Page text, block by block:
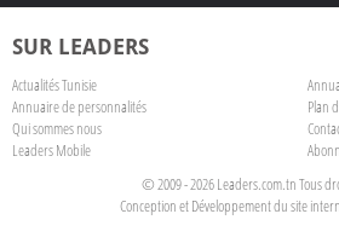
SUR LEADERS
Actualités Tunisie
Annuaire de personnalités
Plan
Qui sommes nous
Leaders Mobile
© 2009 - 2026 Leaders.com.tn Tous
Conception et Développement du site